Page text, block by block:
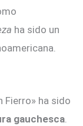
ha sido un
Fierro» ha sido
gauchesca.